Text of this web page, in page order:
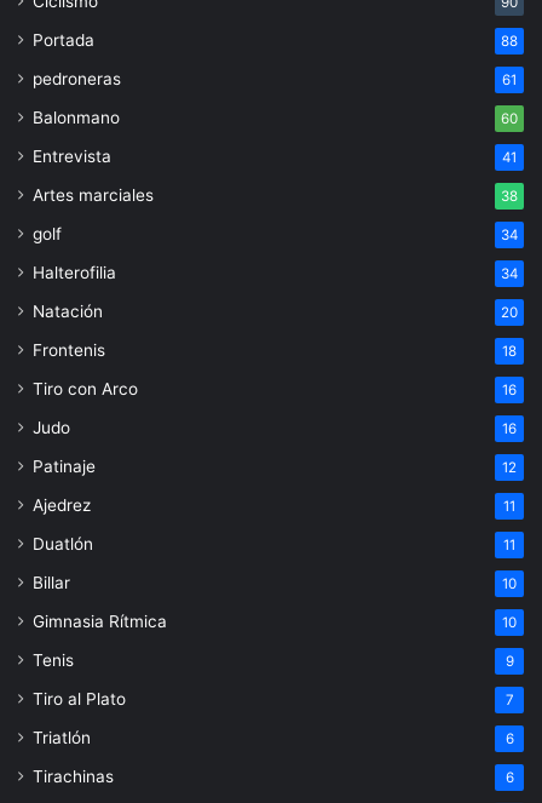
Portada 88
pedroneras 61
Balonmano 60
Entrevista 41
Artes marciales 38
golf 34
Halterofilia 34
Natación 20
Frontenis 18
Tiro con Arco 16
Judo 16
Patinaje 12
Ajedrez 11
Duatlón 11
Billar 10
Gimnasia Rítmica 10
Tenis 9
Tiro al Plato 7
Triatlón 6
Tirachinas 6